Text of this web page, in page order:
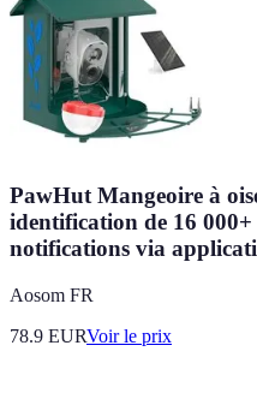
PawHut Mangeoire à
identification de 16 000+
notifications via
Aosom FR
78.9 EURVoir le prix